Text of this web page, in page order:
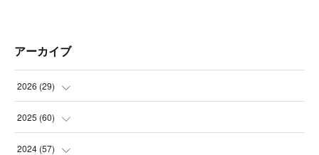
アーカイブ
2026 (29)
(5
(3
2025 (60)
(3
2024 (57)